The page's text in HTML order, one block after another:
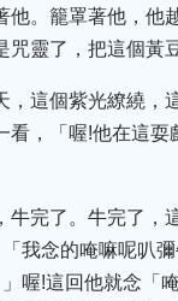
。籠罩著他，他
靈了，把這個黃
這個紫光繚繞，
，「喔!他在這
完了。牛完了，
我念的唵嘛呢叭
喔!這回他就念「